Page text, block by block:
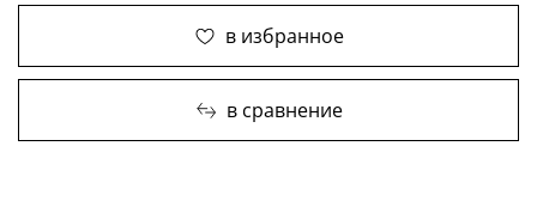
в избранное
в сравнение